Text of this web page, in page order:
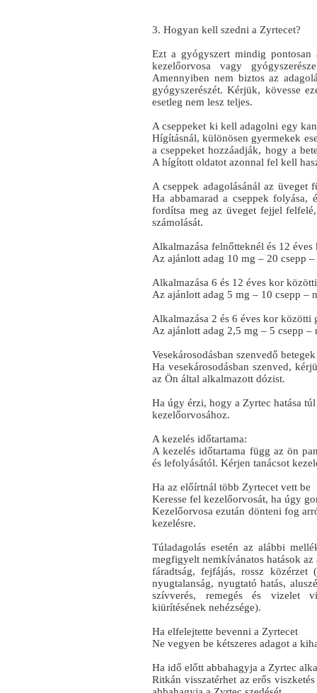
3. Hogyan kell szedni a Zyrtecet?
Ezt a gyógyszert mindig
kezelőorvosa vagy
Amennyiben nem biztos az
gyógyszerészét. Kérjük, kövesse
esetleg nem lesz teljes.
A cseppeket ki kell adagolni egy
Hígításnál, különösen gyermekek
a cseppeket hozzáadják, hogy a
A hígított oldatot azonnal fel kell
A cseppek adagolásánál az
Ha abbamarad a cseppek folyása,
fordítsa meg az üveget fejjel
számolását.
Alkalmazása felnőtteknél és 12
Az ajánlott adag 10 mg – 20 csepp –
Alkalmazása 6 és 12 éves kor
Az ajánlott adag 5 mg – 10 csepp –
Alkalmazása 2 és 6 éves kor közötti
Az ajánlott adag 2,5 mg – 5 csepp –
Vesekárosodásban szenvedő betegek
Ha vesekárosodásban szenved,
az Ön által alkalmazott dózist.
Ha úgy érzi, hogy a Zyrtec hatása
kezelőorvosához.
A kezelés időtartama:
A kezelés időtartama függ az ön
és lefolyásától. Kérjen tanácsot
Ha az előírtnál több Zyrtecet vett be
Keresse fel kezelőorvosát, ha úgy
Kezelőorvosa ezután dönteni fog
kezelésre.
Túladagolás esetén az alábbi
megfigyelt nemkívánatos hatások
fáradtság, fejfájás, rossz közérzet
nyugtalanság, nyugtató hatás,
szívverés, remegés és vizelet
kiürítésének nehézsége).
Ha elfelejtette bevenni a Zyrtecet
Ne vegyen be kétszeres adagot a
Ha idő előtt abbahagyja a Zyrtec
Ritkán visszatérhet az erős